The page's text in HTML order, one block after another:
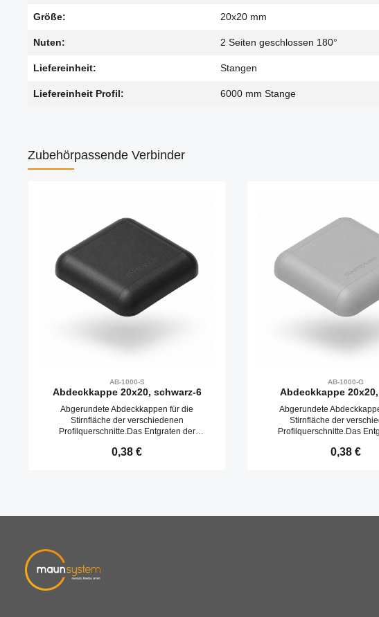
Größe: 20x20 mm
Nuten: 2 Seiten geschlossen 180°
Liefereinheit: Stangen
Liefereinheit Profil: 6000 mm Stange
Zubehörpassende Verbinder
AB-1000-S
Abdeckkappe 20x20, schwarz-6
Abgerundete Abdeckkappen für die
Stirnfläche der verschiedenen
Profilquerschnitte.Das Entgraten der
durch Aufschlagen in die Kernbohrungen
Regulärer Preis:
0,38 €
AB-1000-G
Abdeckkappe
Abgerundete
Stirnfläche der
Profilquerschnitte.Das
durch Aufschlagen in die
Regulärer
0,38 €